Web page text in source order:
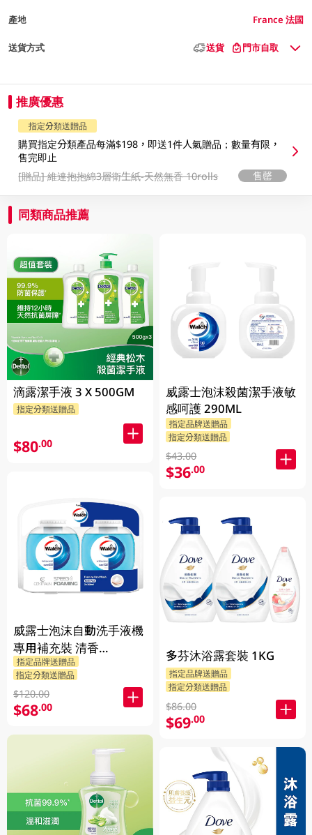
產地 France 法國
送貨方式 送貨 門市自取
推廣優惠
指定分類送贈品
購買指定分類產品每滿$198，即送1件人氣贈品；數量有限，
售完即止
[贈品]維達抱抱綿3層衛生紙-天然無香 10rolls 售罄
同類商品推薦
滴露潔手液 3 X 500GM
指定分類送贈品
$80.00
威露士泡沫自動洗手液機
專用補充裝 清香
2X350ML
指定品牌送贈品
指定分類送贈品
$120.00
$68.00
威露士泡沫殺菌潔手液敏
感呵護 290ML
指定品牌送贈品
指定分類送贈品
$43.00
$36.00
多芬沐浴露套裝 1KG
指定品牌送贈品
指定分類送贈品
$86.00
$69.00